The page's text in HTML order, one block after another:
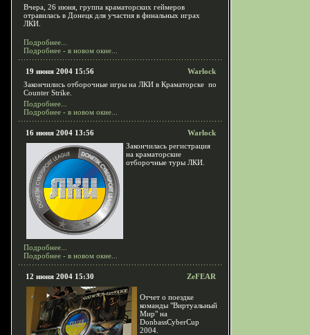
Вчера, 26 июня, группа краматорских геймеров
отравилась в Донецк для участия в финальных играх
ЛКИ.
Подробнее...
Подробнее - в новом окне...
19 июня 2004 15:56
Warlock
Закончились отборочные игры на ЛКИ в Краматорске по
Counter Strike.
Подробнее...
Подробнее - в новом окне...
16 июня 2004 13:56
Warlock
Закончилась регистрация
на краматорские
отборочные туры ЛКИ.
Подробнее...
Подробнее - в новом окне...
12 июня 2004 15:30 ZeFEAR
Отчет о поездке
команды "Виртуальный
Мир" на
DonbassCyberCup
2004.